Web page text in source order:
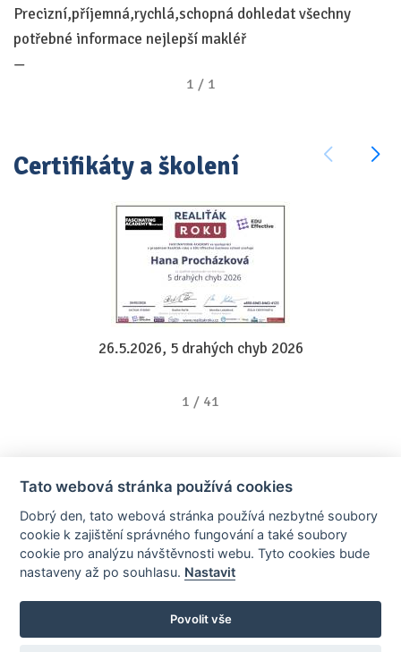
Precizní,příjemná,rychlá,schopná dohledat všechny
potřebné informace nejlepší makléř
—
1 / 1
Certifikáty a školení
26.5.2026, 5 drahých chyb 2026
1 / 41
Stránky vytvořeny v iD-SIGN
Provozovatelem tohoto serveru je společnost AllCzech Promotion, s.r.o.,
Tato webová stránka používá cookies
Dobrý den, tato webová stránka používá nezbytné soubory
cookie k zajištění správného fungování a také soubory
cookie pro analýzu návštěvnosti webu. Tyto cookies bude
nastaveny až po souhlasu. Nastavit
Povolit vše